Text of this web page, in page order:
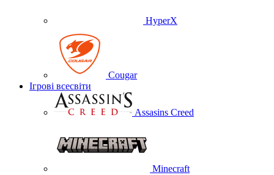
HyperX
Cougar
Ігрові всесвіти
Assasins Creed
Minecraft